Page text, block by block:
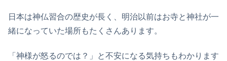
日本は神仏習合の歴史が長く、明治以前はお寺と神社が一
緒になっていた場所もたくさんあります。
「神様が怒るのでは？」と不安になる気持ちもわかります